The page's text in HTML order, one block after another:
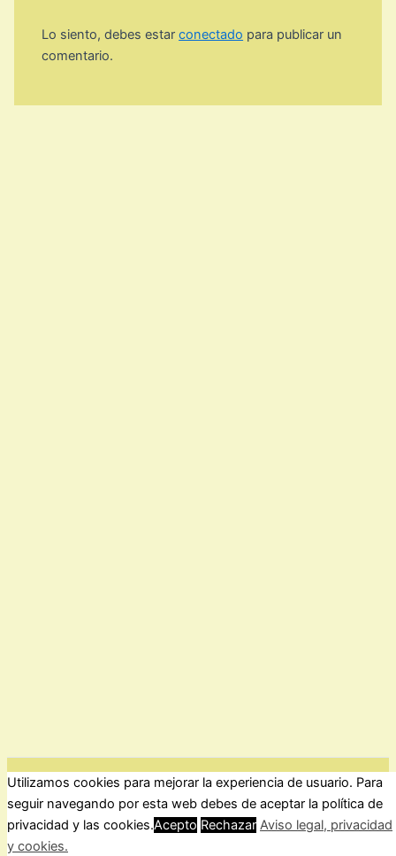
Lo siento, debes estarconectado para publicar un
comentario.
ForoComprasOnline Copyright © 2026 |Privacidad
Utilizamos cookies para mejorar la experiencia de usuario. Para
seguir navegando por esta web debes de aceptar la política de
privacidad y las cookies.Acepto Rechazar Aviso legal, privacidad
y cookies.